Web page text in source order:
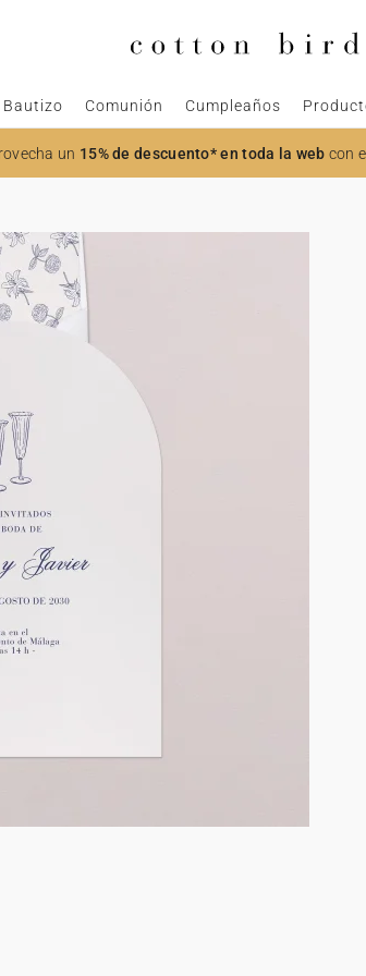
Bautizo Comunión Cumpleaños
un 15% de descuento* en toda la web con